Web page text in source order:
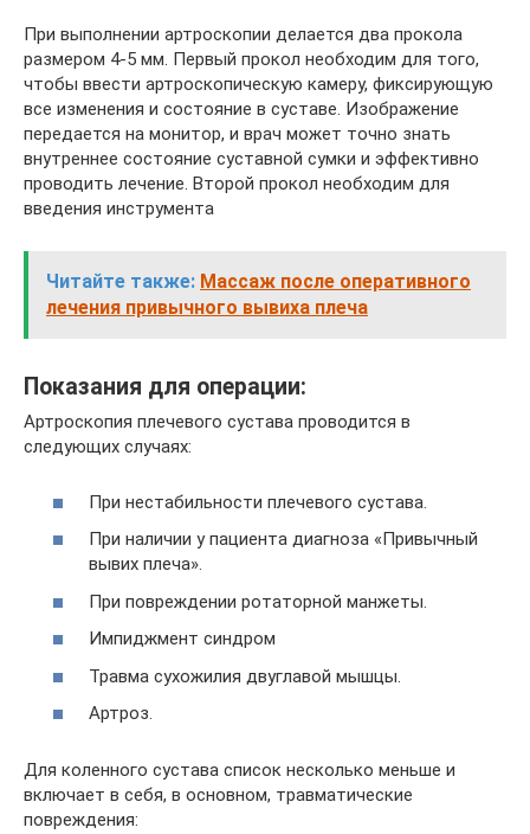
При выполнении артроскопии делается два прокола
размером 4-5 мм. Первый прокол необходим для того,
чтобы ввести артроскопическую камеру, фиксирующую
все изменения и состояние в суставе. Изображение
передается на монитор, и врач может точно знать
внутреннее состояние суставной сумки и эффективно
проводить лечение. Второй прокол необходим для
введения инструмента
Читайте также: Массаж после оперативного
лечения привычного вывиха плеча
Показания для операции:
Артроскопия плечевого сустава проводится в
следующих случаях:
При нестабильности плечевого сустава.
При наличии у пациента диагноза «Привычный
вывих плеча».
При повреждении ротаторной манжеты.
Импиджмент синдром
Травма сухожилия двуглавой мышцы.
Артроз.
Для коленного сустава список несколько меньше и
включает в себя, в основном, травматические
повреждения: